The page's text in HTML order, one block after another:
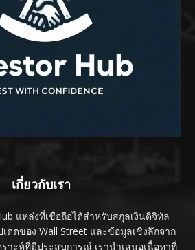
เกี่ยวกับเรา
แหล่งที่เชื่อถือได้สำหรับสกุลเงินดิจิทัล
ดตของ Wall Street และข้อมูลเชิงลึกจาก
าะห์ที่มีประสบการณ์ เรานำเสนอเนื้อหาที่